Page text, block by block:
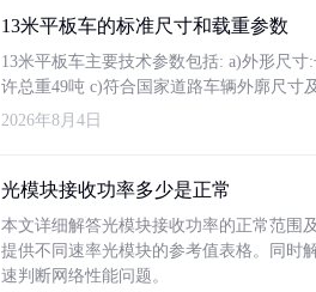
13米平板车的标准尺寸和载重参数
13米平板车主要技术参数包括: a)外形尺
许总重49吨 c)符合国家道路车辆外廓尺寸
2026年8月4日
光模块接收功率多少是正常
本文详细解答光模块接收功率的正常范围
提供不同速率光模块的参考值表格。同时
速判断网络性能问题。